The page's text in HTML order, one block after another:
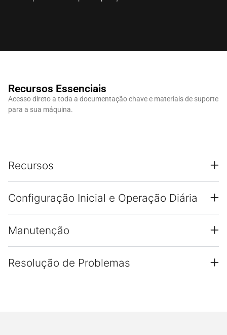
Recursos Essenciais
Acesso direto a toda a documentação chave e materiais de suporte
para a sua máquina.
Recursos
Configuração Inicial e Operação Diária
Manutenção
Resolução de Problemas